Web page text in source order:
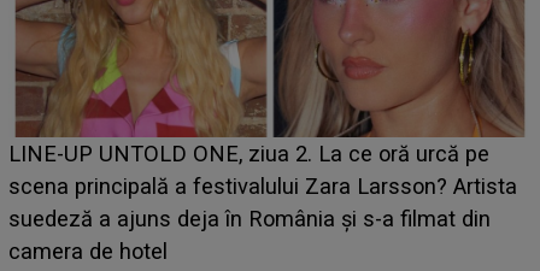
Ce a dezvăluit noua concurentă din "Casa Iubirii" l-a
luat prin surprindere pe Emanuel. CINE ESTE
BĂIATUL VIZAT de Alexandra?! Aflându-se în fața
faptului împlinit, A RECUNOSCUT IMEDIAT: "Am